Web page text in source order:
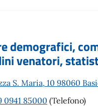
demografici,
venatori,
S. Maria, 10 98060
0941 85000 (Telefono)